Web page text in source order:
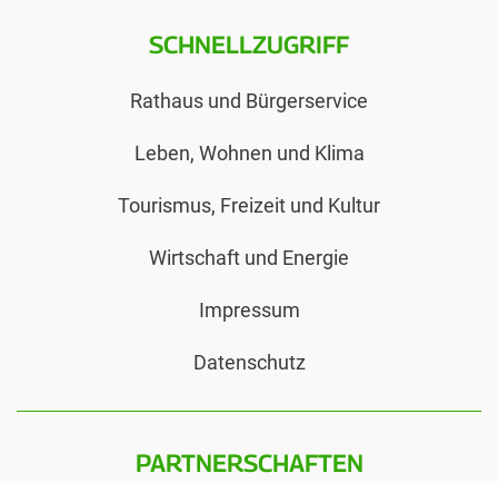
SCHNELLZUGRIFF
Rathaus und Bürgerservice
Leben, Wohnen und Klima
Tourismus, Freizeit und Kultur
Wirtschaft und Energie
Impressum
Datenschutz
PARTNERSCHAFTEN